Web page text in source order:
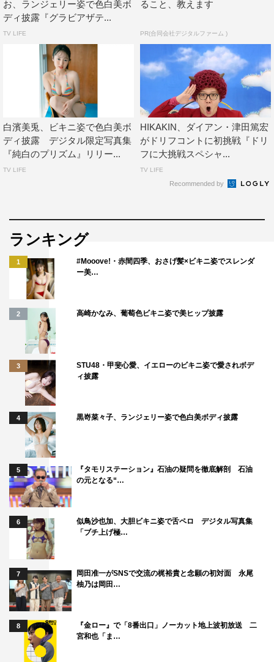
お、ランジェリー姿で色白美ボ
ディ披露『グラビアザテ...
TV LIFE
ること、教えます
PR(合同会社デジタルファーム )
白濱美兎、ビキニ姿で色白美ボ
ディ披露 デジタル限定写真集
『純白のプリズム』リリー...
TV LIFE
HIKAKIN、ダイアン・津田篤宏
がドリフコントに初挑戦『ドリ
フに大挑戦スペシャ...
TV LIFE
Recommended by
ランキング
1
#Mooove!・赤間四季、おさげ髪×ビキニ姿でスレンダ
ー美…
2 高崎かなみ、葡萄色ビキニ姿で美ヒップ披露
3
STU48・甲斐心愛、イエローのビキニ姿で愛されボデ
ィ披露
4 黒嵜菜々子、ランジェリー姿で色白美ボディ披露
5
『タモリステーション』石油の疑問を徹底解剖 石油
の元となる“…
6
似鳥沙也加、大胆ビキニ姿で舌ペロ デジタル写真集
「ブチ上げ極…
7
岡田准一がSNSで交流の梶裕貴と念願の初対面 永尾
柚乃は岡田…
8
『金ロー』で「8番出口」ノーカット地上波初放送 二
宮和也「ま…